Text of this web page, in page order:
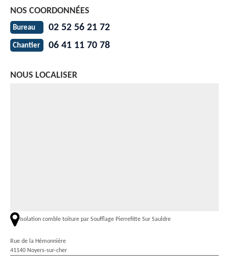
NOS COORDONNÉES
Bureau 02 52 56 21 72
Chantier 06 41 11 70 78
NOUS LOCALISER
Isolation comble toiture par Soufflage Pierrefitte Sur Sauldre
Rue de la Hémonnière
41140 Noyers-sur-cher